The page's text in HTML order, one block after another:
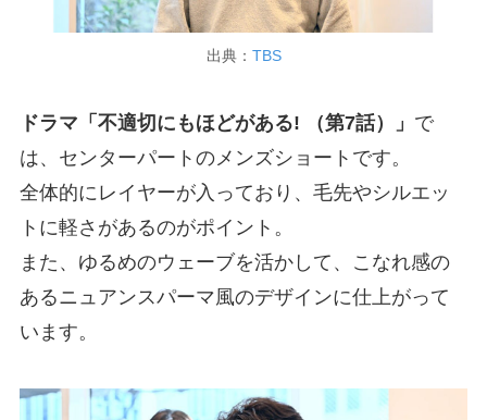
出典： TBS
ドラマ「不適切にもほどがある! （第7話）」 で
は、センターパートのメンズショートです。
全体的にレイヤーが入っており、毛先やシルエッ
トに軽さがあるのがポイント。
また、ゆるめのウェーブを活かして、こなれ感の
あるニュアンスパーマ風のデザインに仕上がって
います。